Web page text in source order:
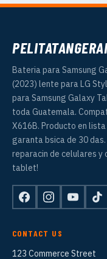
Bateria para Samsung
(2023) lente para LG
para Samsung Galaxy
toda Guatemala.
X616B. Producto en
garanta bsica de 30
reparacin de celulares y
tablet!
CONTACT US
123 Commerce Street